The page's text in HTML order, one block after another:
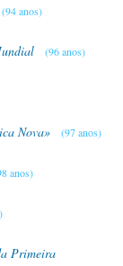
(94 anos)
(96 anos)
Nova» (97 anos)
anos)
Primeira